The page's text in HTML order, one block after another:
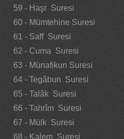
59 - Haşr Suresi
60 - Mümtehine Suresi
61 - Saff Suresi
62 - Cuma Suresi
63 - Münafikun Suresi
64 - Tegâbun Suresi
65 - Talâk Suresi
66 - Tahrîm Suresi
67 - Mülk Suresi
68 - Kalem Suresi